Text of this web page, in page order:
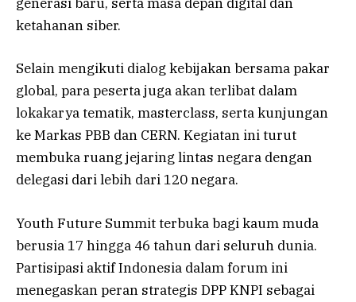
ketahanan siber.
Selain mengikuti dialog kebijakan bersama pakar
global, para peserta juga akan terlibat dalam
lokakarya tematik, masterclass, serta kunjungan
ke Markas PBB dan CERN. Kegiatan ini turut
membuka ruang jejaring lintas negara dengan
delegasi dari lebih dari 120 negara.
Youth Future Summit terbuka bagi kaum muda
berusia 17 hingga 46 tahun dari seluruh dunia.
Partisipasi aktif Indonesia dalam forum ini
menegaskan peran strategis DPP KNPI sebagai